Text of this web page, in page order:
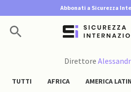
Abbonati a Sicurezza
Direttore
TUTTI AFRICA AMERICA